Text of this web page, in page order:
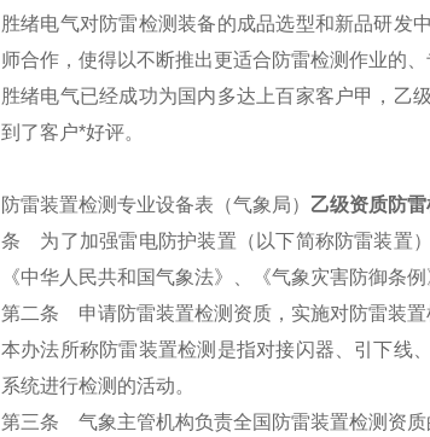
胜绪电气对防雷检测装备的成品选型和新品研发
师合作，使得以不断推出更适合防雷检测作业的、
胜绪电气已经成功为国内多达上百家客户甲，乙
到了客户*好评。
防雷装置检测专业设备表（气象局） 乙级资质防
条 为了加强雷电防护装置（以下简称防雷装置
《中华人民共和国气象法》、《气象灾害防御条
第二条 申请防雷装置检测资质，实施对防雷装置
本办法所称防雷装置检测是指对接闪器、引下线
系统进行检测的活动。
第三条 气象主管机构负责全国防雷装置检测资质